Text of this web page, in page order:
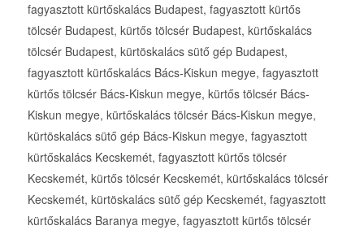
fagyasztott kürtőskalács Budapest, fagyasztott kürtős
tölcsér Budapest, kürtős tölcsér Budapest, kürtőskalács
tölcsér Budapest, kürtöskalács sütő gép Budapest,
fagyasztott kürtőskalács Bács-Kiskun megye, fagyasztott
kürtős tölcsér Bács-Kiskun megye, kürtős tölcsér Bács-
Kiskun megye, kürtőskalács tölcsér Bács-Kiskun megye,
kürtöskalács sütő gép Bács-Kiskun megye, fagyasztott
kürtőskalács Kecskemét, fagyasztott kürtős tölcsér
Kecskemét, kürtős tölcsér Kecskemét, kürtőskalács tölcsér
Kecskemét, kürtöskalács sütő gép Kecskemét, fagyasztott
kürtőskalács Baranya megye, fagyasztott kürtős tölcsér